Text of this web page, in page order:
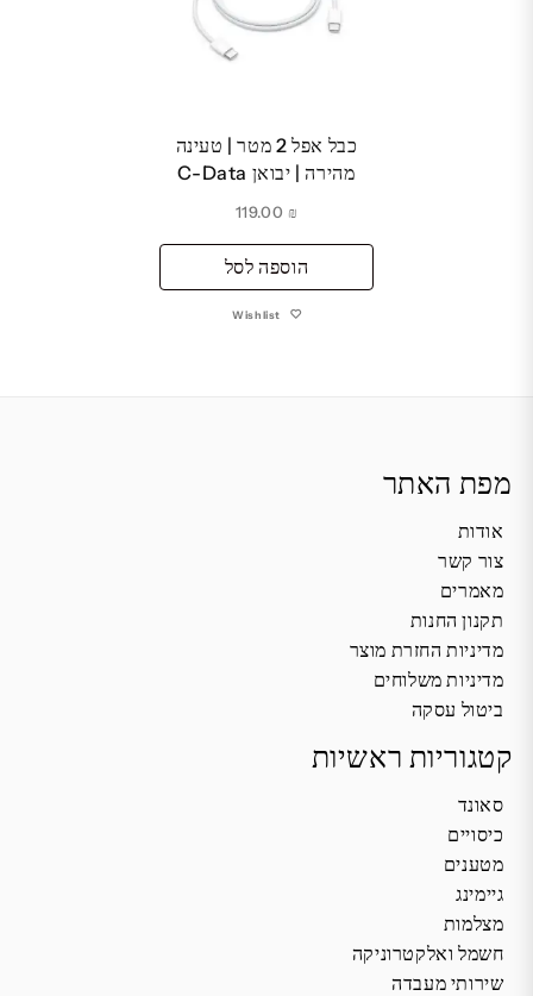
כבל אפל 2 מטר | טעינה
מהירה | יבואן C-Data
₪
הוספה לסל
Wishlist
מפת האתר
אודות
צור קשר
מאמרים
תקנון החנות
מדיניות החזרת מוצר
מדיניות משלוחים
ביטול עסקה
קטגוריות ראשיות
סאונד
כיסויים
מטענים
גיימינג
מצלמות
חשמל ואלקטרוניקה
שירותי מעבדה